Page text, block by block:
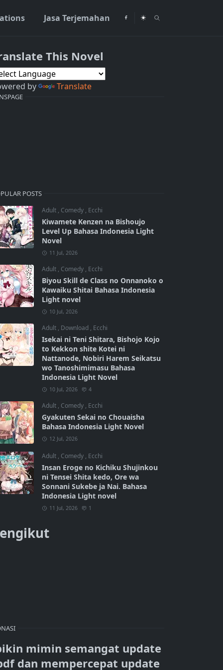
Jasa Terjemahan
the Frontier bahasa indonesia
This Novel
by Translate
POSTS
Adult , Comedy , Ecchi
Kiwamete Kenzen na Bishoujo
Level Up Bahasa Indonesia Light
Novel
11 Jul, 2026
Adult , Comedy , Ecchi
Biyou Skill de Class no Onnanoko o
Kawaiku Shitai Bahasa Indonesia
Light novel
10 Jul, 2026
Adult , Download , Ecchi
Isekai ni Teni Shitara, Bishojo Kojo
to Kekkon shite Kotei ni
Nattanode, Nobiri Harem Seikatsu
wo Tanoshimimasu Bahasa
Indonesia Light Novel
10 Jul, 2026 4
Adult , Comedy , Ecchi
Gyakuten Sekai no Chouaisha
Bahasa Indonesia Light Novel
12 Jul, 2026
Adult , Comedy , Ecchi
Insan Eroge no Kichiku Shujinkou
ni Tensei Shita kedo, Ore wa
Sonnani Sukebe ja Nai. Bahasa
Indonesia Light novel
11 Jul, 2026 1
mimin semangat update
dan mempercepat update